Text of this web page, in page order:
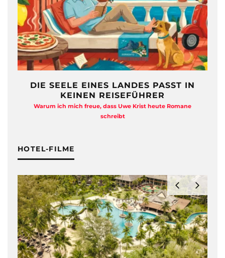
DIE SEELE EINES LANDES PASST IN
KEINEN REISEFÜHRER
Warum ich mich freue, dass Uwe Krist heute Romane
schreibt
HOTEL-FILME